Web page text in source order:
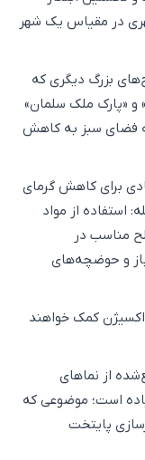
در مقیاس یک شهر
بزرگ دیگری که
و «پارک ملک سلمان»
فضای سبز به کاهش
برای کاهش گرمای
استفاده از مواد
مناسب در
و حوضچه‌های
اکسیژن کمک خواهند
از نماهای
است؛ موضوعی که
پایتخت